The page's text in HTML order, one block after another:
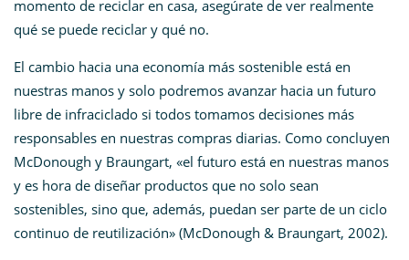
momento de reciclar en casa, asegúrate de ver realmente
qué se puede reciclar y qué no.
El cambio hacia una economía más sostenible está en
nuestras manos y solo podremos avanzar hacia un futuro
libre de infraciclado si todos tomamos decisiones más
responsables en nuestras compras diarias. Como concluyen
McDonough y Braungart, «el futuro está en nuestras manos
y es hora de diseñar productos que no solo sean
sostenibles, sino que, además, puedan ser parte de un ciclo
continuo de reutilización» (McDonough & Braungart, 2002)​.